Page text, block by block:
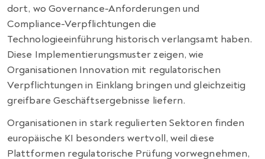
dort, wo Governance-Anforderungen und
Compliance-Verpflichtungen die
Technologieeinführung historisch verlangsamt haben.
Diese Implementierungsmuster zeigen, wie
Organisationen Innovation mit regulatorischen
Verpflichtungen in Einklang bringen und gleichzeitig
greifbare Geschäftsergebnisse liefern.
Organisationen in stark regulierten Sektoren finden
europäische KI besonders wertvoll, weil diese
Plattformen regulatorische Prüfung vorwegnehmen,